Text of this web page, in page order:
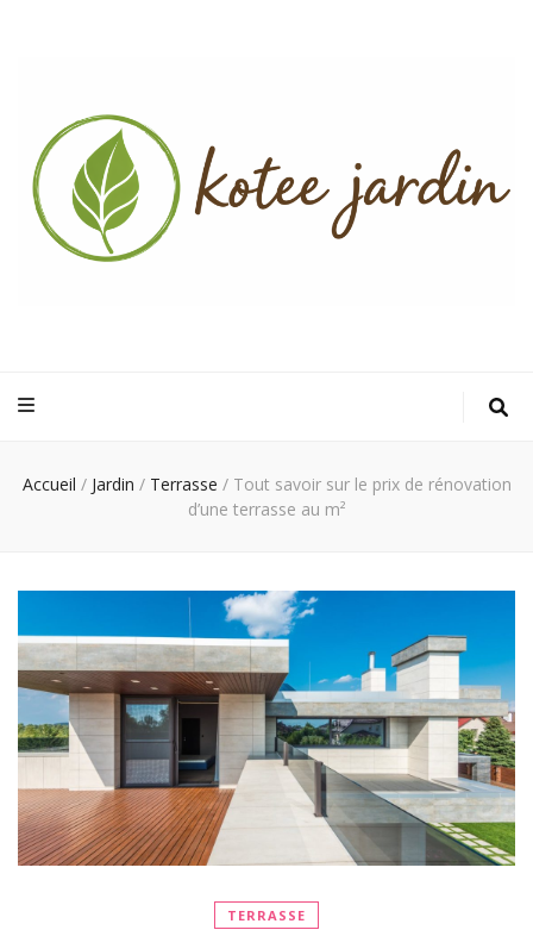
Accueil / Jardin / Terrasse / Tout savoir sur le prix de rénovation
d’une terrasse au m²
TERRASSE